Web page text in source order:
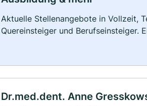
Aktuelle Stellenangebote in Vollzeit,
Quereinsteiger und Berufseinsteiger.
Dr.med.dent. Anne